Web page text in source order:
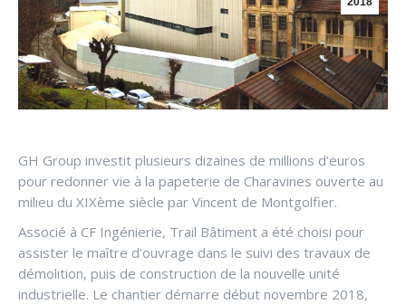
GH Group investit plusieurs dizaines de millions d’euros
pour redonner vie à la papeterie de Charavines ouverte au
milieu du XIXème siècle par Vincent de Montgolfier.
Associé à CF Ingénierie, Trail Bâtiment a été choisi pour
assister le maître d’ouvrage dans le suivi des travaux de
démolition, puis de construction de la nouvelle unité
industrielle. Le chantier démarre début novembre 2018,